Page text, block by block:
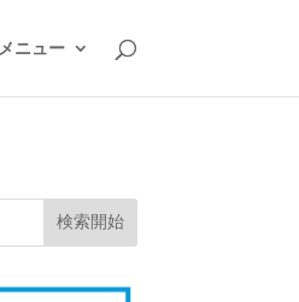
メニュー